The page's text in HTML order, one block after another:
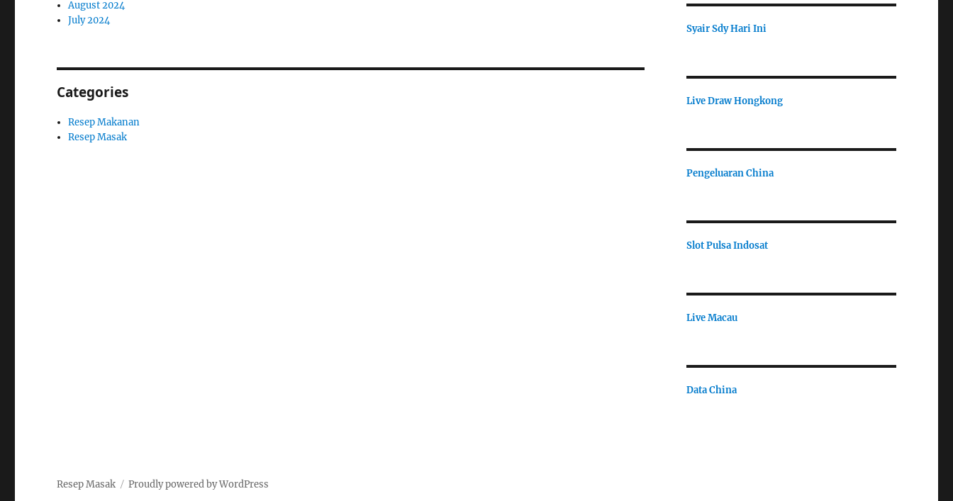
August 2024
July 2024
Categories
Resep Makanan
Resep Masak
Syair Sdy Hari Ini
Live Draw Hongkong
Pengeluaran China
Slot Pulsa Indosat
Live Macau
Data China
Resep Masak Proudly powered by WordPress